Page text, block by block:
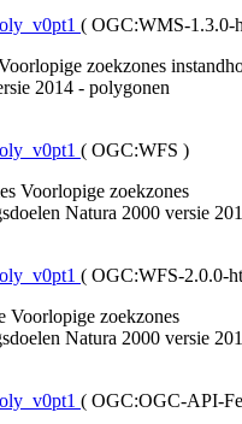
( OGC:WMS-1.3.0-
zoekzones
2014 - polygonen
( OGC:WFS )
Voorlopige zoekzones
Natura 2000 versie
( OGC:WFS-2.0.0-
Voorlopige zoekzones
Natura 2000 versie
( OGC:OGC-API-